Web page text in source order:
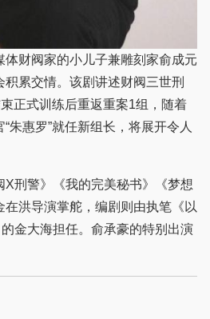
财阀家的小儿子兼雕刻家俞成元
累交情。该剧讲述财阀三世刑
正式训练后重返重案1组，随着
朱惠罗”就任新组长，将展开令人
警》《我的完美秘书》《梦想
在洪导演掌舵，编剧则由执笔《以
金大海担任。俞承豪的特别出演